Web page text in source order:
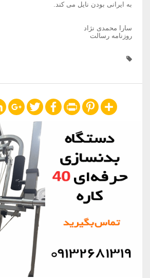
به ایرانی بودن نایل می کند.
سارا محمدی نژاد
روزنامه رسالت
Share
Pinterest
Print
Facebook
Twitter
Google+